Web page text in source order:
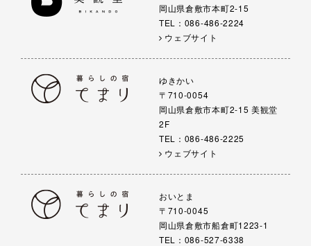
岡山県倉敷市本町2-15
TEL：086-486-2224
ウェブサイト
ゆきかい
〒710-0054
岡山県倉敷市本町2-15 美観堂
2F
TEL：086-486-2225
ウェブサイト
おいとま
〒710-0045
岡山県倉敷市船倉町1223-1
TEL：086-527-6338